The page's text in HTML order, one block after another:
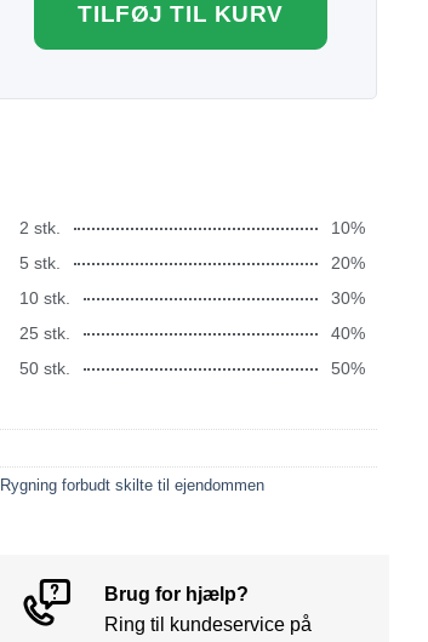
TILFØJ TIL KURV
2 stk.
10%
5 stk.
20%
10 stk.
30%
25 stk.
40%
50 stk.
50%
Rygning forbudt skilte til ejendommen
Brug for hjælp?
Ring til kundeservice på